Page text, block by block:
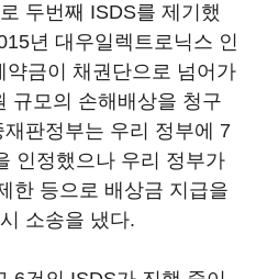
두번째 ISDS를 제기했
년 대우일렉트로닉스 인
금이 채권단으로 넘어가
규모의 손해배상을 청구
판정부는 우리 정부에 7
인정했으나 우리 정부가
한 등으로 배상금 지급을
소송을 냈다.